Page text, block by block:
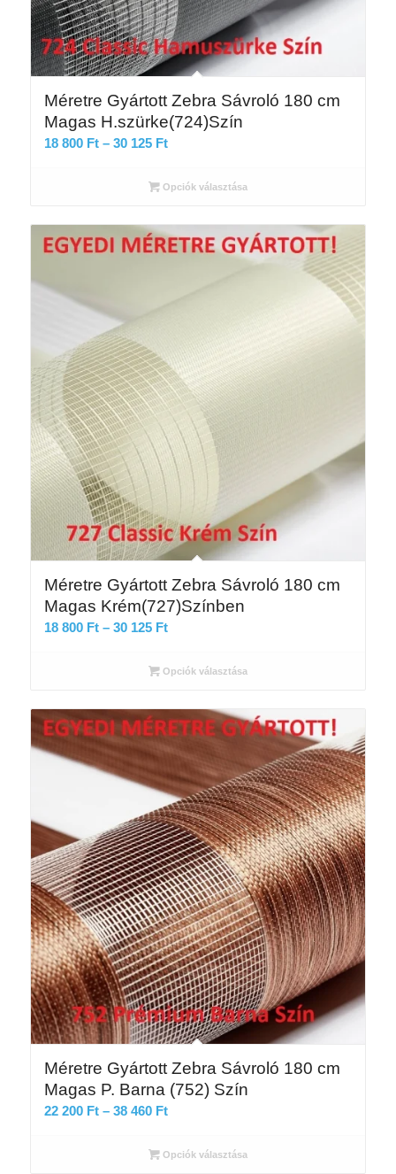
Méretre Gyártott Zebra Sávroló 180 cm
Magas H.szürke(724)Szín
18 800 Ft – 30 125 FtÁrtartomány:
800 Ft
30
125 Ft
Opciók választása
Méretre Gyártott Zebra Sávroló 180 cm
Magas Krém(727)Színben
18 800 Ft – 30 125 FtÁrtartomány:
800 Ft
30
125 Ft
Opciók választása
Méretre Gyártott Zebra Sávroló 180 cm
Magas P. Barna (752) Szín
22 200 Ft – 38 460 FtÁrtartomány:
200 Ft
Opciók választása